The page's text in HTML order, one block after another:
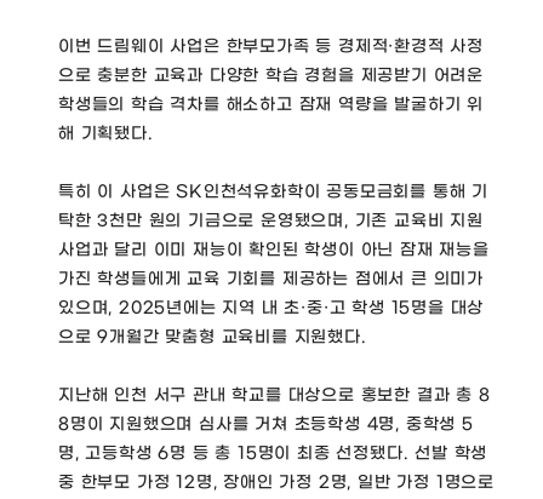
이번 드림웨이 사업은 한부모가족 등 경제적·환경적 사정
으로 충분한 교육과 다양한 학습 경험을 제공받기 어려운
학생들의 학습 격차를 해소하고 잠재 역량을 발굴하기 위
해 기획됐다.
특히 이 사업은 SK인천석유화학이 공동모금회를 통해 기
탁한 3천만 원의 기금으로 운영됐으며, 기존 교육비 지원
사업과 달리 이미 재능이 확인된 학생이 아닌 잠재 재능을
가진 학생들에게 교육 기회를 제공하는 점에서 큰 의미가
있으며, 2025년에는 지역 내 초·중·고 학생 15명을 대상
으로 9개월간 맞춤형 교육비를 지원했다.
지난해 인천 서구 관내 학교를 대상으로 홍보한 결과 총 8
8명이 지원했으며 심사를 거쳐 초등학생 4명, 중학생 5
명, 고등학생 6명 등 총 15명이 최종 선정됐다. 선발 학생
중 한부모 가정 12명, 장애인 가정 2명, 일반 가정 1명으로